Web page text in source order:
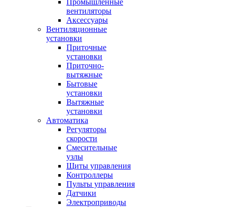
Промышленные
вентиляторы
Аксессуары
Вентиляционные
установки
Приточные
установки
Приточно-
вытяжные
Бытовые
установки
Вытяжные
установки
Автоматика
Регуляторы
скорости
Смесительные
узлы
Щиты управления
Контроллеры
Пульты управления
Датчики
Электроприводы